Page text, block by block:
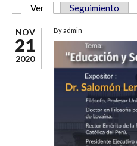
SOLAPAS
Ver (solapa activa)
Seguimiento
NOV
21
2020
By admin